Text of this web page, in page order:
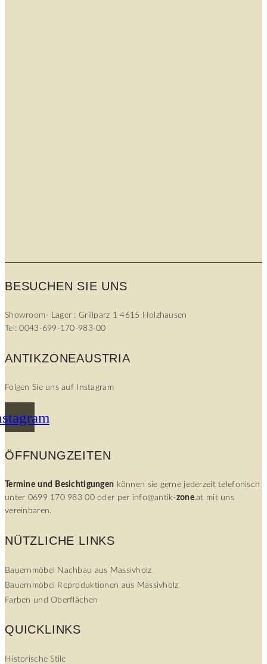
BESUCHEN SIE UNS
Showroom- Lager : Grillparz 1 4615 Holzhausen
Tel: 0043-699-170-983-00
ANTIKZONEAUSTRIA
Folgen Sie uns auf Instagram
ÖFFNUNGZEITEN
Termine und Besichtigungen können sie gerne jederzeit telefonisch
unter 0699 170 983 00 oder per info@antik-zone.at mit uns
vereinbaren.
NÜTZLICHE LINKS
Bauernmöbel Nachbau aus Massivholz
Bauernmöbel Reproduktionen aus Massivholz
Farben und Oberflächen
QUICKLINKS
Historische Stile